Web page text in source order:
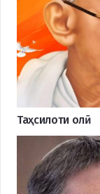
Таҳсилоти олӣ